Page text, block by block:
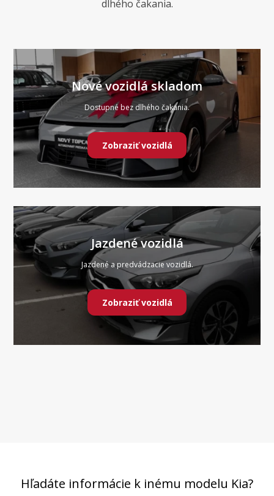
dlhého čakania.
Nové vozidlá skladom
Dostupné bez dlhého čakania.
Zobraziť vozidlá
Jazdené vozidlá
Jazdené a predvádzacie vozidlá.
Zobraziť vozidlá
Hľadáte informácie k inému modelu Kia?